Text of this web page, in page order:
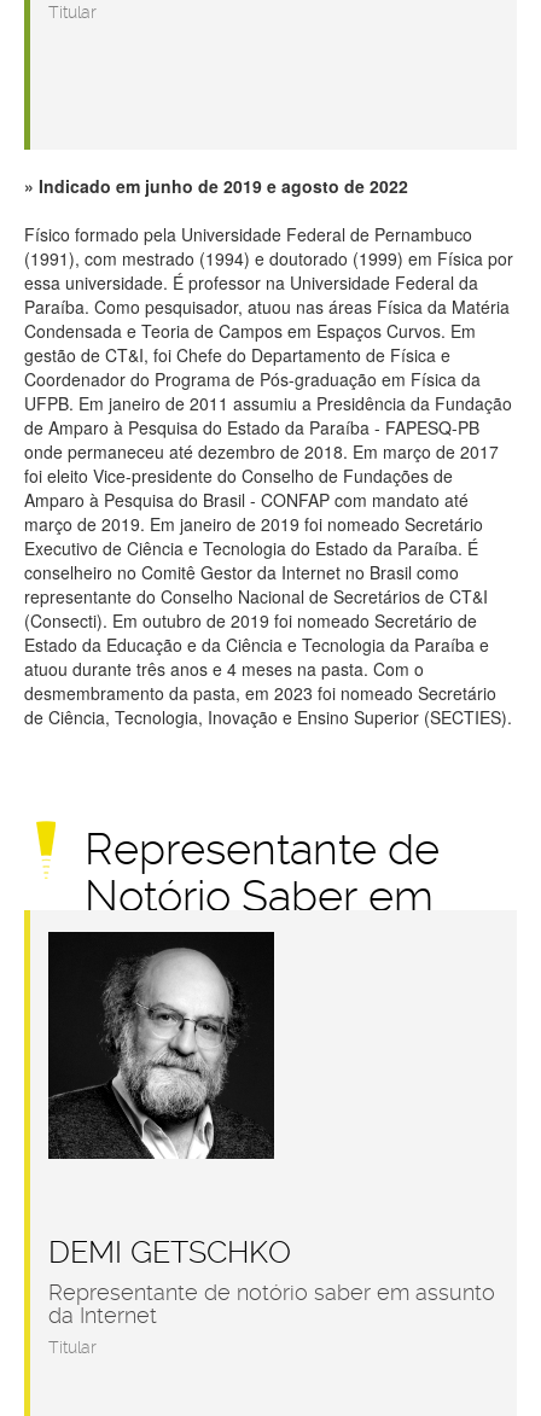
Titular
Indicado em junho de 2019 e agosto de 2022
Físico formado pela Universidade Federal de Pernambuco
(1991), com mestrado (1994) e doutorado (1999) em Física por
essa universidade. É professor na Universidade Federal da
Paraíba. Como pesquisador, atuou nas áreas Física da Matéria
Condensada e Teoria de Campos em Espaços Curvos. Em
gestão de CT&I, foi Chefe do Departamento de Física e
Coordenador do Programa de Pós-graduação em Física da
UFPB. Em janeiro de 2011 assumiu a Presidência da Fundação
de Amparo à Pesquisa do Estado da Paraíba - FAPESQ-PB
onde permaneceu até dezembro de 2018. Em março de 2017
foi eleito Vice-presidente do Conselho de Fundações de
Amparo à Pesquisa do Brasil - CONFAP com mandato até
março de 2019. Em janeiro de 2019 foi nomeado Secretário
Executivo de Ciência e Tecnologia do Estado da Paraíba. É
conselheiro no Comitê Gestor da Internet no Brasil como
representante do Conselho Nacional de Secretários de CT&I
(Consecti). Em outubro de 2019 foi nomeado Secretário de
Estado da Educação e da Ciência e Tecnologia da Paraíba e
atuou durante três anos e 4 meses na pasta. Com o
desmembramento da pasta, em 2023 foi nomeado Secretário
de Ciência, Tecnologia, Inovação e Ensino Superior (SECTIES).
Representante de
Notório Saber em
Assunto da Internet
DEMI GETSCHKO
Representante de notório saber em assunto
da Internet
Titular